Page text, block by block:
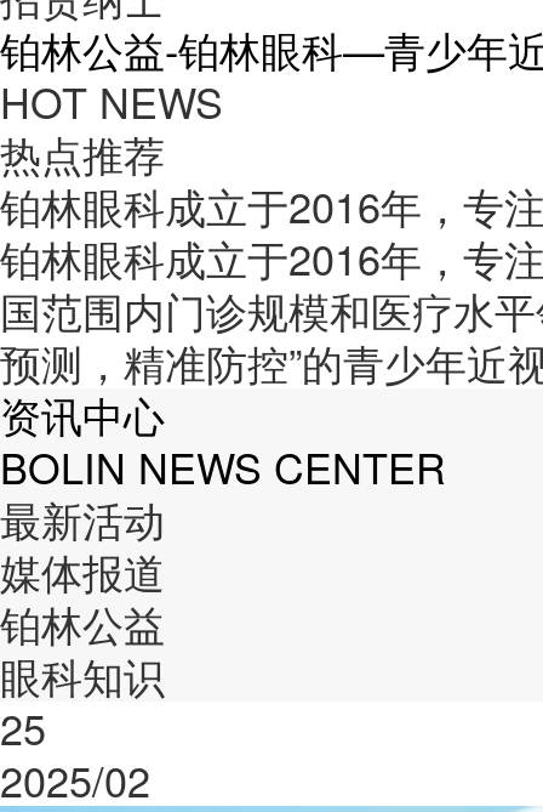
铂林公益-铂林眼科—青少年
HOT NEWS
热点推荐
铂林眼科成立于2016年，专
铂林眼科成立于2016年，专
国范围内门诊规模和医疗水
预测，精准防控”的青少年近
资讯中心
BOLIN NEWS CENTER
最新活动
媒体报道
铂林公益
眼科知识
25
2025/02